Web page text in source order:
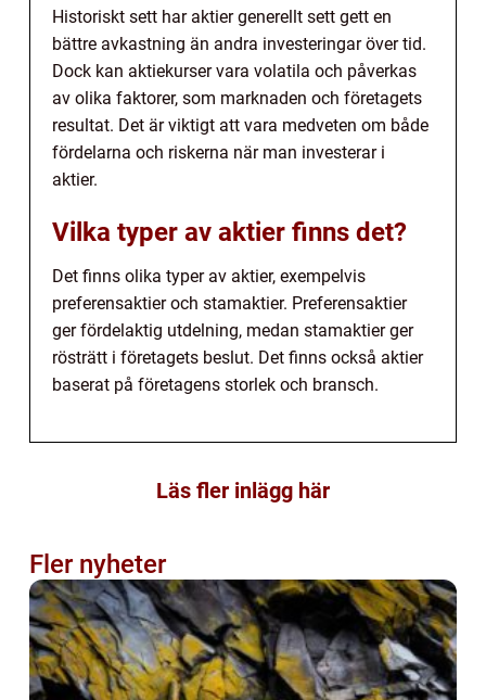
Historiskt sett har aktier generellt sett gett en
bättre avkastning än andra investeringar över tid.
Dock kan aktiekurser vara volatila och påverkas
av olika faktorer, som marknaden och företagets
resultat. Det är viktigt att vara medveten om både
fördelarna och riskerna när man investerar i
aktier.
Vilka typer av aktier finns det?
Det finns olika typer av aktier, exempelvis
preferensaktier och stamaktier. Preferensaktier
ger fördelaktig utdelning, medan stamaktier ger
rösträtt i företagets beslut. Det finns också aktier
baserat på företagens storlek och bransch.
Läs fler inlägg här
Fler nyheter